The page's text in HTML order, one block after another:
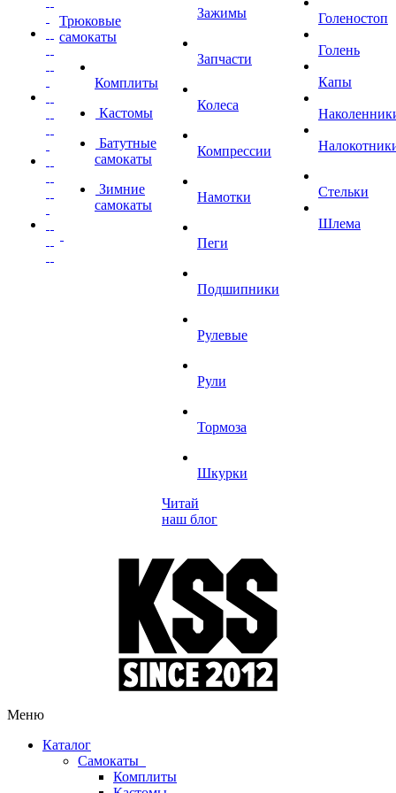
Трюковые
самокаты
Комплиты
Кастомы
Батутные
самокаты
Зимние
самокаты
Зажимы
Запчасти
Колеса
Компрессии
Намотки
Пеги
Подшипники
Рулевые
Рули
Тормоза
Шкурки
Читай
наш блог
Голеностоп
Голень
Капы
Стельки
Шлема
Меню
Каталог
Самокаты
Комплиты